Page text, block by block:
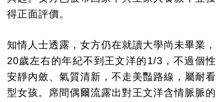
得正面評價。
知情人士透露，女方仍在就讀大學尚未畢業，
20歲左右的年紀不到王文洋的1/3，不過個性
安靜內斂、氣質清新，不走美豔路線，屬耐看
型女孩。席間偶爾流露出對王文洋含情脈脈的